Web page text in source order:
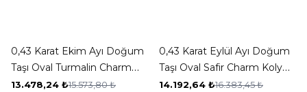
-13%
0,43 Karat Ekim Ayı Doğum
Taşı Oval Turmalin Charm
Kolye Ucu
13.478,24 ₺15.573,80₺
-13%
0,43 Karat Eylül Ayı Doğum
Taşı Oval Safir Charm Kolye
Ucu
14.192,64₺16.383,45₺